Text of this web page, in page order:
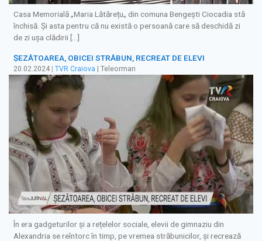
Casa Memorială „Maria Lătărețu„ din comuna Bengești Ciocadia stă
închisă. Și asta pentru că nu există o persoană care să deschidă zi
de zi ușa clădirii […]
ȘEZĂTOAREA, OBICEI STRĂBUN, RECREAT DE ELEVI
20.02.2024 | TVR Craiova | Teleorman
În era gadgeturilor și a rețelelor sociale, elevii de gimnaziu din
Alexandria se reîntorc în timp, pe vremea străbunicilor, și recrează